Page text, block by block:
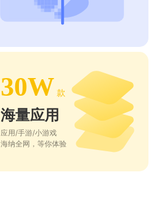
30W 款
海量应用
应用/手游/小游戏
海纳全网，等你体验